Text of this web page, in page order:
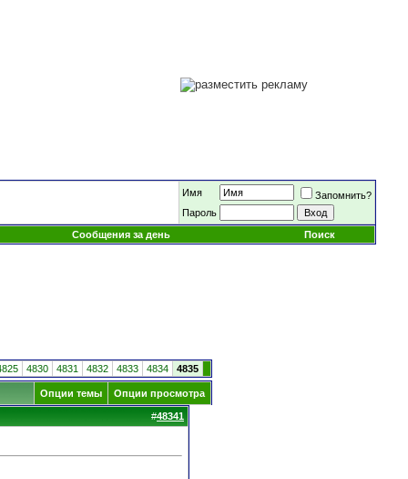
Имя
Запомнить?
Пароль
Сообщения за день Поиск
4830 4831 4832 4833 4834 4835
Опции темы Опции просмотра
#48341